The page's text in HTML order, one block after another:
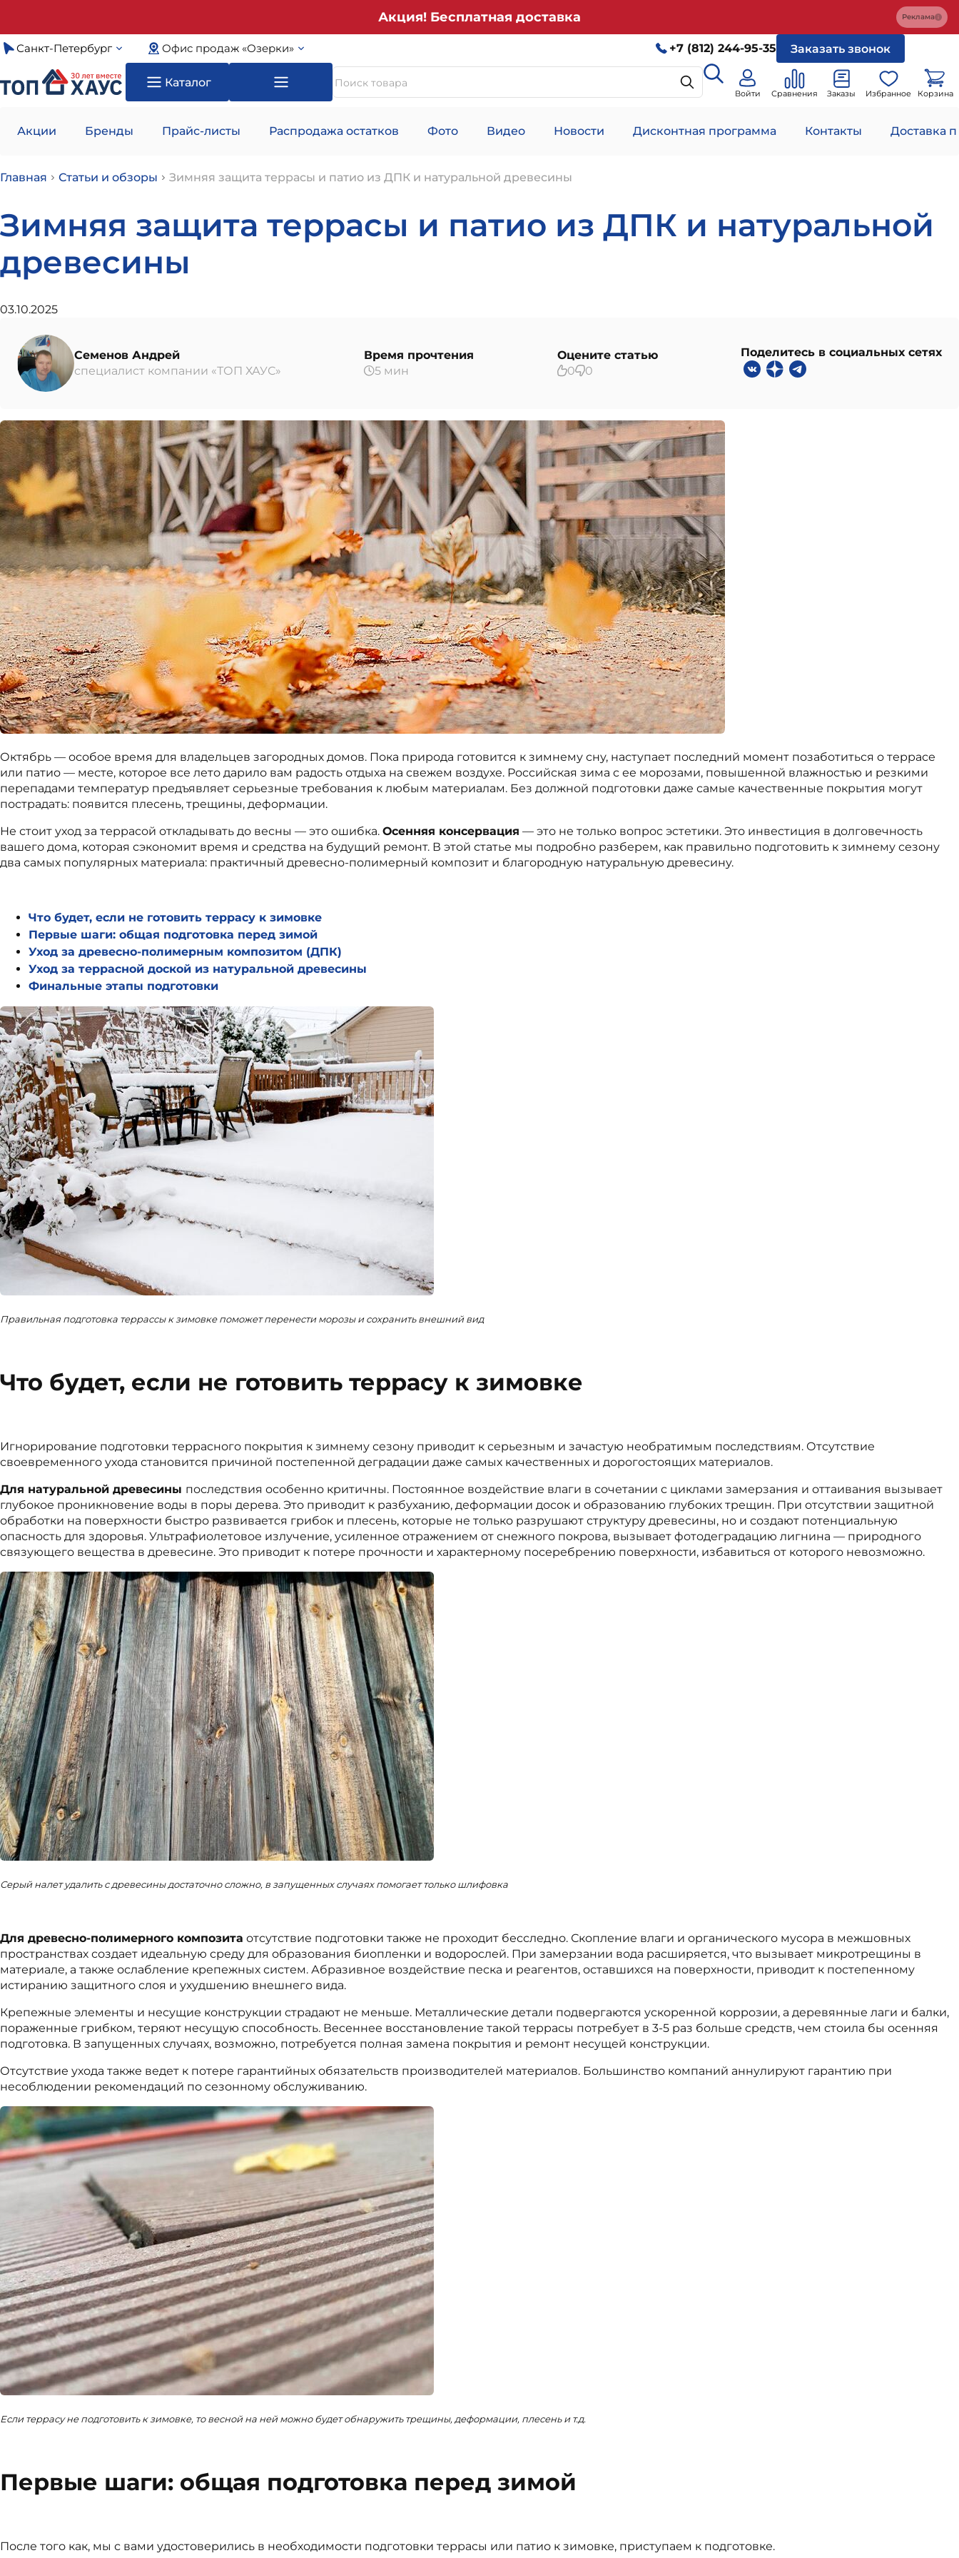
Акция! Бесплатная доставка Реклама
Санкт-Петербург Офис продаж «Озерки» +7 (812) 244-95-35 Заказать звонок
Каталог
Войти Сравнения Заказы Избранное Корзина
Акции Бренды Прайс-листы Распродажа остатков Фото Видео Новости Дисконтная программа Контакты Доставка
Главная Статьи и обзоры Зимняя защита террасы и патио из ДПК и натуральной древесины
Зимняя защита террасы и патио из ДПК и натуральной
древесины
03.10.2025
Семенов Андрей
специалист компании «ТОП ХАУС»
Время прочтения
5 мин
Оцените статью
0
0
Поделитесь в социальных сетях
Октябрь — особое время для владельцев загородных домов. Пока природа готовится к зимнему сну, наступает последний момент позаботиться о террасе
или патио — месте, которое все лето дарило вам радость отдыха на свежем воздухе. Российская зима с ее морозами, повышенной влажностью и резкими
перепадами температур предъявляет серьезные требования к любым материалам. Без должной подготовки даже самые качественные покрытия могут
пострадать: появится плесень, трещины, деформации.
Не стоит уход за террасой откладывать до весны — это ошибка. Осенняя консервация — это не только вопрос эстетики. Это инвестиция в долговечность
вашего дома, которая сэкономит время и средства на будущий ремонт. В этой статье мы подробно разберем, как правильно подготовить к зимнему сезону
два самых популярных материала: практичный древесно-полимерный композит и благородную натуральную древесину.
Что будет, если не готовить террасу к зимовке
Первые шаги: общая подготовка перед зимой
Уход за древесно-полимерным композитом (ДПК)
Уход за террасной доской из натуральной древесины
Финальные этапы подготовки
Правильная подготовка террассы к зимовке поможет перенести морозы и сохранить внешний вид
Что будет, если не готовить террасу к зимовке
Игнорирование подготовки террасного покрытия к зимнему сезону приводит к серьезным и зачастую необратимым последствиям. Отсутствие
своевременного ухода становится причиной постепенной деградации даже самых качественных и дорогостоящих материалов.
Для натуральной древесины последствия особенно критичны. Постоянное воздействие влаги в сочетании с циклами замерзания и оттаивания вызывает
глубокое проникновение воды в поры дерева. Это приводит к разбуханию, деформации досок и образованию глубоких трещин. При отсутствии защитной
обработки на поверхности быстро развивается грибок и плесень, которые не только разрушают структуру древесины, но и создают потенциальную
опасность для здоровья. Ультрафиолетовое излучение, усиленное отражением от снежного покрова, вызывает фотодеградацию лигнина — природного
связующего вещества в древесине. Это приводит к потере прочности и характерному посеребрению поверхности, избавиться от которого невозможно.
Серый налет удалить с древесины достаточно сложно, в запущенных случаях помогает только шлифовка
Для древесно-полимерного композита отсутствие подготовки также не проходит бесследно. Скопление влаги и органического мусора в межшовных
пространствах создает идеальную среду для образования биопленки и водорослей. При замерзании вода расширяется, что вызывает микротрещины в
материале, а также ослабление крепежных систем. Абразивное воздействие песка и реагентов, оставшихся на поверхности, приводит к постепенному
истиранию защитного слоя и ухудшению внешнего вида.
Крепежные элементы и несущие конструкции страдают не меньше. Металлические детали подвергаются ускоренной коррозии, а деревянные лаги и балки,
пораженные грибком, теряют несущую способность. Весеннее восстановление такой террасы потребует в 3-5 раз больше средств, чем стоила бы осенняя
подготовка. В запущенных случаях, возможно, потребуется полная замена покрытия и ремонт несущей конструкции.
Отсутствие ухода также ведет к потере гарантийных обязательств производителей материалов. Большинство компаний аннулируют гарантию при
несоблюдении рекомендаций по сезонному обслуживанию.
Если террасу не подготовить к зимовке, то весной на ней можно будет обнаружить трещины, деформации, плесень и т.д.
Первые шаги: общая подготовка перед зимой
После того как, мы с вами удостоверились в необходимости подготовки террасы или патио к зимовке, приступаем к подготовке.